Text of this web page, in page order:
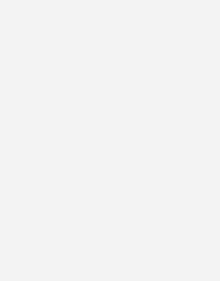
und die CO
Fachhandwerker
Vorteile und finanziellen
■